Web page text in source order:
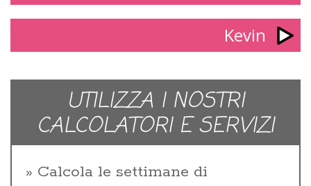
Kevin
UTILIZZA I NOSTRI
CALCOLATORI E SERVIZI
Calcola le settimane di